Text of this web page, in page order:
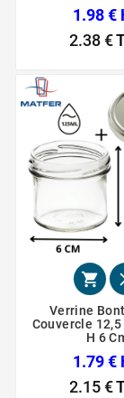
1.98 €
2.38 €

Verrine
Couvercle
H 6
1.79 €
2.15 €